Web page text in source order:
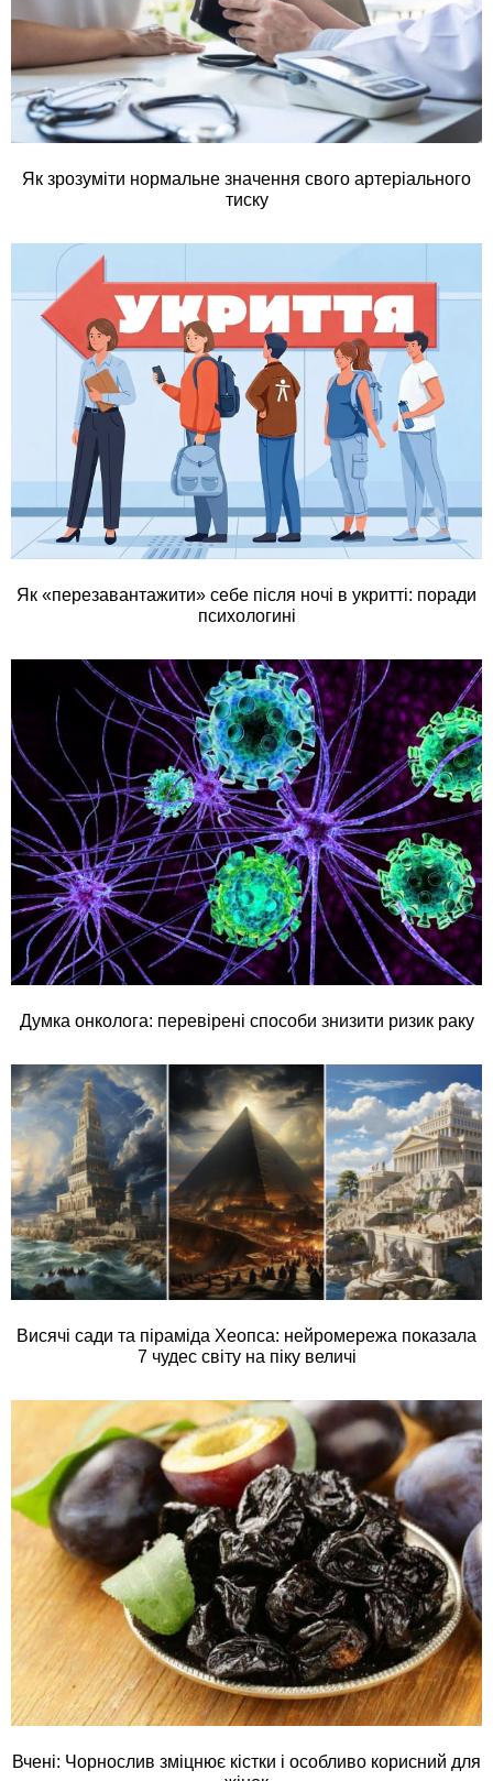
Як зрозуміти нормальне значення свого артеріального
тиску
Як «перезавантажити» себе після ночі в укритті: поради
психологині
Думка онколога: перевірені способи знизити ризик раку
Висячі сади та піраміда Хеопса: нейромережа показала
7 чудес світу на піку величі
Вчені: Чорнослив зміцнює кістки і особливо корисний для